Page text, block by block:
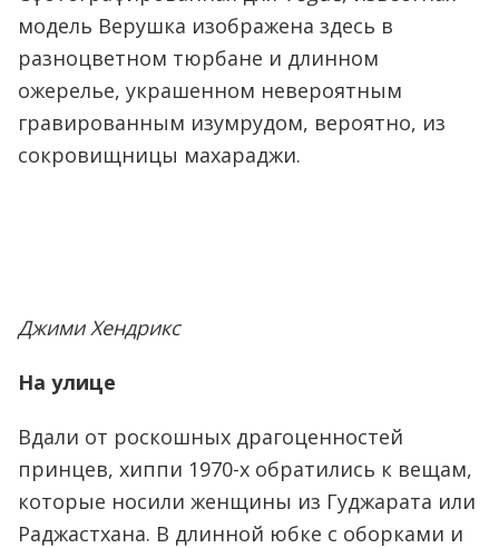
модель Верушка изображена здесь в
разноцветном тюрбане и длинном
ожерелье, украшенном невероятным
гравированным изумрудом, вероятно, из
сокровищницы махараджи.
Джими Хендрикс
На улице
Вдали от роскошных драгоценностей
принцев, хиппи 1970-х обратились к вещам,
которые носили женщины из Гуджарата или
Раджастхана. В длинной юбке с оборками и